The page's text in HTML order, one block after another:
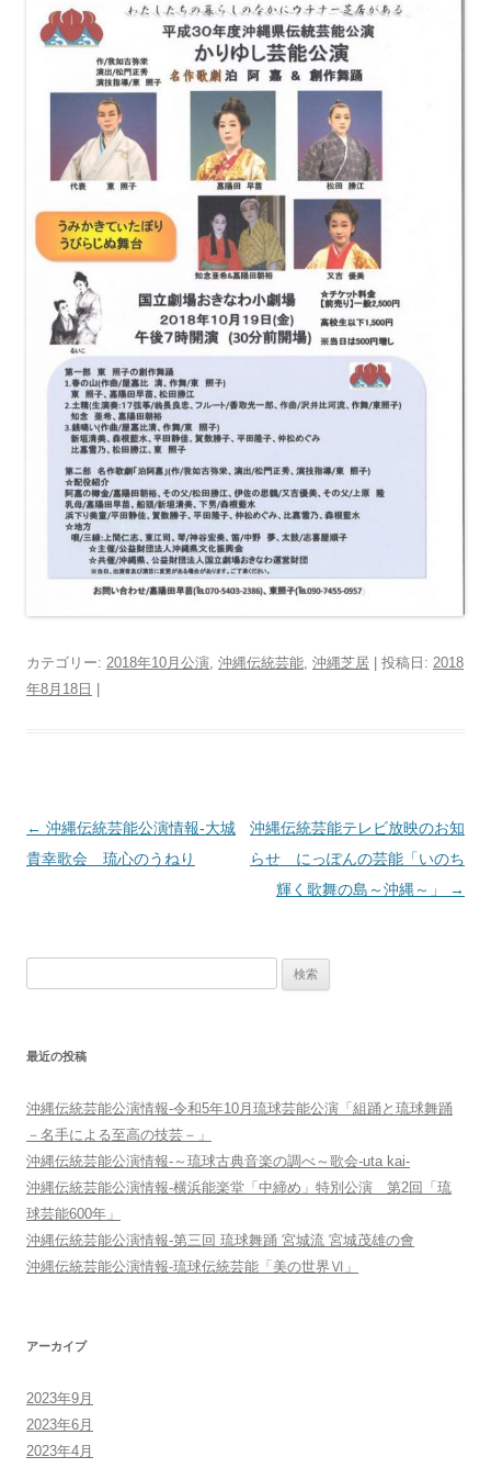
カテゴリー: 2018年10月公演, 沖縄伝統芸能, 沖縄芝居 | 投稿日: 2018
年8月18日
投
稿
← 沖縄伝統芸能公演情報‐大城
貴幸歌会 琉心のうねり
沖縄伝統芸能テレビ放映のお知
らせ にっぽんの芸能「いのち
輝く歌舞の島～沖縄～」
→
最近の投稿
沖縄伝統芸能公演情報-令和5年10月琉球芸能公演「組踊と琉球舞踊
－名手による至高の技芸－」
沖縄伝統芸能公演情報-～琉球古典音楽の調べ～歌会-uta kai-
沖縄伝統芸能公演情報-横浜能楽堂「中締め」特別公演 第2回「琉
球芸能600年」
沖縄伝統芸能公演情報-第三回 琉球舞踊 宮城流 宮城茂雄の會
沖縄伝統芸能公演情報-琉球伝統芸能「美の世界Ⅵ」
アーカイブ
2023年9月
2023年6月
2023年4月